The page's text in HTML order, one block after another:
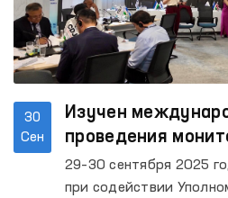
30
Сен
Изучен
проведения
посещений
учреждений
29–30 сентября 2025
при содействии